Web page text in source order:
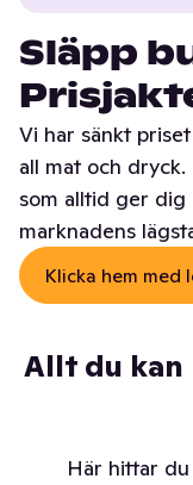
Släpp
Vi har sänkt
all mat och
som alltid ger
marknadens
Klicka hem med
Allt du
Här hittar